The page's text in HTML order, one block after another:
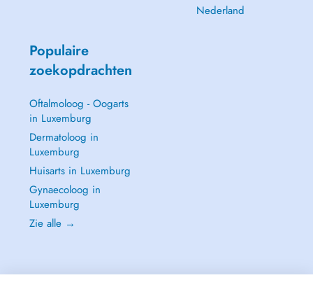
Nederland
Populaire
zoekopdrachten
Oftalmoloog - Oogarts
in Luxemburg
Dermatoloog in
Luxemburg
Huisarts in Luxemburg
Gynaecoloog in
Luxemburg
Zie alle →